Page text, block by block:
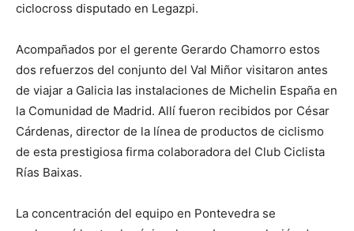
ciclocross disputado en Legazpi.
Acompañados por el gerente Gerardo Chamorro estos
dos refuerzos del conjunto del Val Miñor visitaron antes
de viajar a Galicia las instalaciones de Michelin España en
la Comunidad de Madrid. Allí fueron recibidos por César
Cárdenas, director de la línea de productos de ciclismo
de esta prestigiosa firma colaboradora del Club Ciclista
Rías Baixas.
La concentración del equipo en Pontevedra se